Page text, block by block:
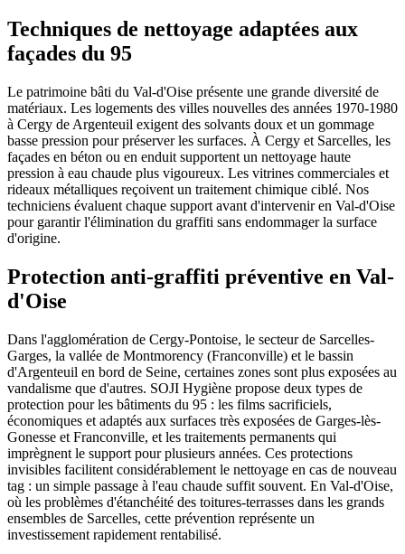
Techniques de nettoyage adaptées aux
façades du 95
Le patrimoine bâti du Val-d'Oise présente une grande diversité de
matériaux. Les logements des villes nouvelles des années 1970-1980
à Cergy de Argenteuil exigent des solvants doux et un gommage
basse pression pour préserver les surfaces. À Cergy et Sarcelles, les
façades en béton ou en enduit supportent un nettoyage haute
pression à eau chaude plus vigoureux. Les vitrines commerciales et
rideaux métalliques reçoivent un traitement chimique ciblé. Nos
techniciens évaluent chaque support avant d'intervenir en Val-d'Oise
pour garantir l'élimination du graffiti sans endommager la surface
d'origine.
Protection anti-graffiti préventive en Val-
d'Oise
Dans l'agglomération de Cergy-Pontoise, le secteur de Sarcelles-
Garges, la vallée de Montmorency (Franconville) et le bassin
d'Argenteuil en bord de Seine, certaines zones sont plus exposées au
vandalisme que d'autres. SOJI Hygiène propose deux types de
protection pour les bâtiments du 95 : les films sacrificiels,
économiques et adaptés aux surfaces très exposées de Garges-lès-
Gonesse et Franconville, et les traitements permanents qui
imprègnent le support pour plusieurs années. Ces protections
invisibles facilitent considérablement le nettoyage en cas de nouveau
tag : un simple passage à l'eau chaude suffit souvent. En Val-d'Oise,
où les problèmes d'étanchéité des toitures-terrasses dans les grands
ensembles de Sarcelles, cette prévention représente un
investissement rapidement rentabilisé.